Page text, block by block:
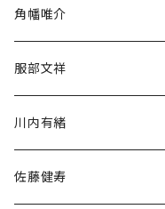
民族・風習
角幡唯介
服部文祥
川内有緒
佐藤健寿